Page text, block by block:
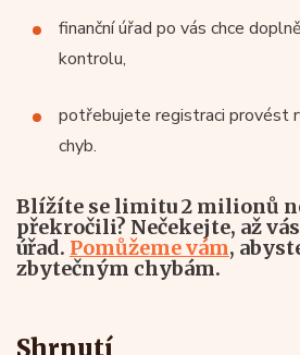
finanční úřad po vás chce
kontrolu,
potřebujete registraci provést
chyb.
Blížíte se limitu 2 milionů
překročili? Nečekejte, až
úřad. Pomůžeme vám,
zbytečným chybám.
Shrnutí